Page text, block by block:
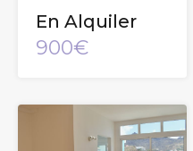
En Alquiler
900€